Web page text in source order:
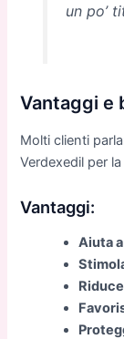
un po’
Vantaggi e
Molti clienti
Verdexedil per
Vantaggi:
Aiuta